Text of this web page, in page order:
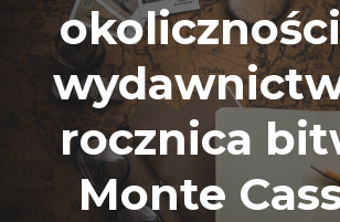
rocznica
Monte